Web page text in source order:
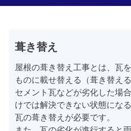
葺き替え
屋根の葺き替え工事とは、瓦
ものに載せ替える（葺き替え
セメント瓦などが劣化した場
けでは解決できない状態にな
瓦の葺き替えが必要です。